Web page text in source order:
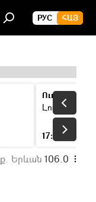
РУС ՀԱՅ
Ուղիղ եթեր
Լուրեր
17:00
ք. Երևան 106.0